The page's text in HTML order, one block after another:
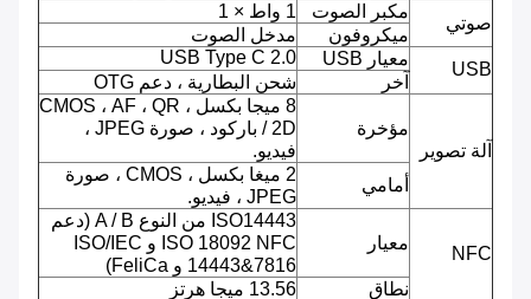
صوتي
مكبر الصوت
1 واط × 1
ميكروفون
مدخل الصوت
USB
معيار USB
USB Type C 2.0
آخر
شحن البطارية ، دعم OTG
آلة تصوير
مؤخرة
8 ميجا بكسل ، CMOS ، AF ، QR
/ 2D باركود ، صورة JPEG ،
فيديو.
أمامي
2 ميغا بكسل ، CMOS ، صورة
JPEG ، فيديو.
NFC
معيار
ISO14443 من النوع A / B (دعم
ISO 18092 NFC و ISO/IEC
14443&7816 و FeliCa)
نطاق
13.56 ميجا هرتز